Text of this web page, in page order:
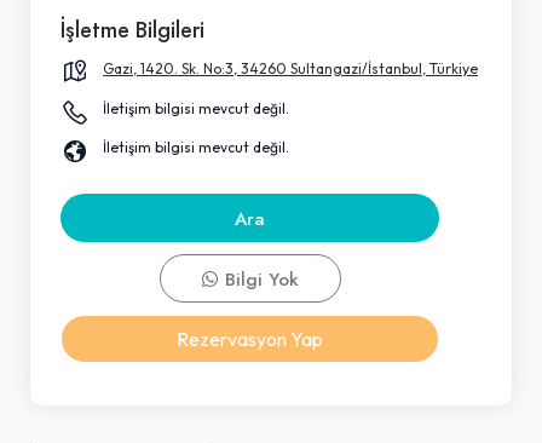
İşletme Bilgileri
Gazi, 1420. Sk. No:3, 34260 Sultangazi/İstanbul, Türkiye
İletişim bilgisi mevcut değil.
İletişim bilgisi mevcut değil.
Ara
Bilgi Yok
Rezervasyon Yap